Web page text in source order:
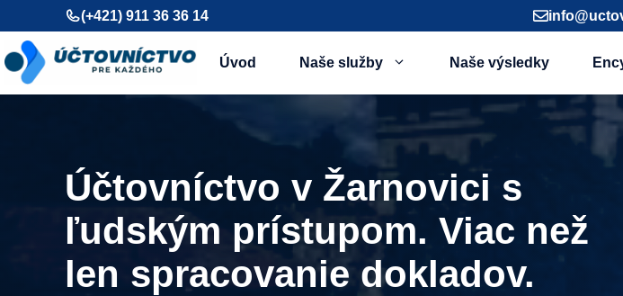
Preskočiť
na
obsah
(+421) 911 36 36 14
Úvod Naše služby Naše výsledky
Účtovníctvo v Žarnovici s
ľudským prístupom. Viac než
len spracovanie dokladov.